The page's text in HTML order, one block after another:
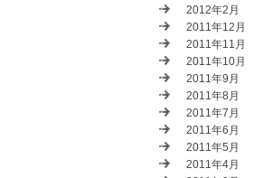
2012年2月
2011年12月
2011年11月
2011年10月
2011年9月
2011年8月
2011年7月
2011年6月
2011年5月
2011年4月